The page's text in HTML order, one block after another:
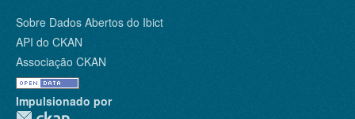
Sobre Dados Abertos do Ibict
API do CKAN
Associação CKAN
Impulsionado por